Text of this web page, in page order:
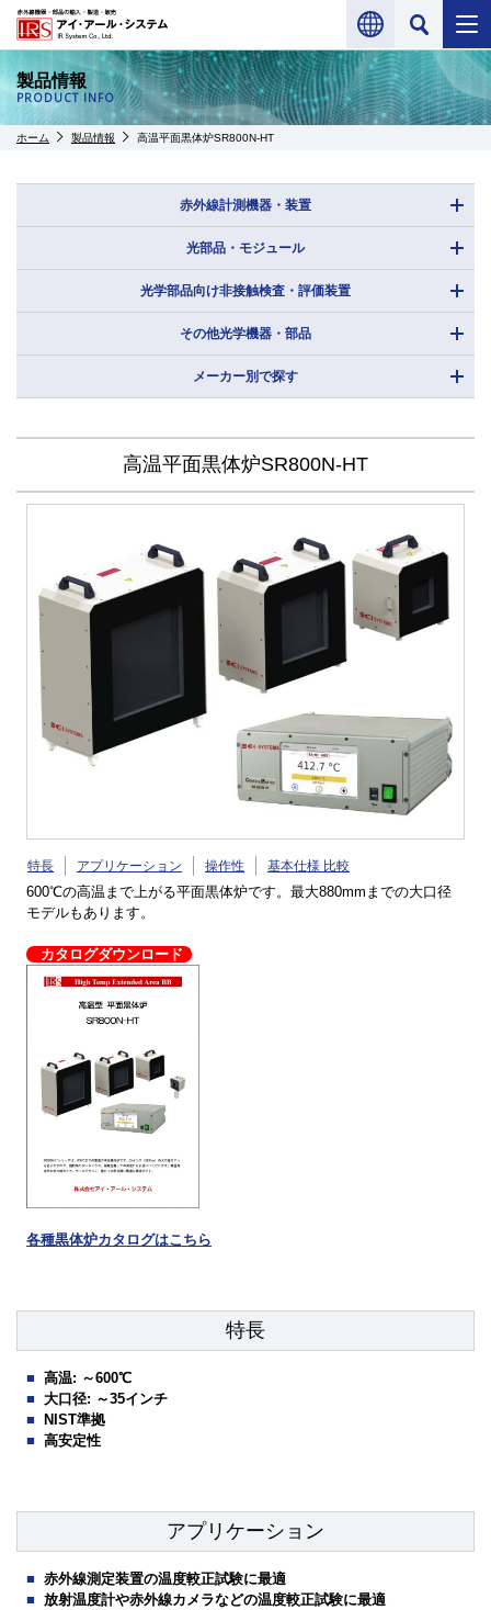
製品情報
PRODUCT INFO
ホーム 製品情報 高温平面黒体炉SR800N-HT
赤外線計測機器・装置
光部品・モジュール
光学部品向け非接触検査・評価装置
その他光学機器・部品
メーカー別で探す
高温平面黒体炉SR800N-HT
特長 アプリケーション 操作性 基本仕様 比較
600℃の高温まで上がる平面黒体炉です。最大880mmまでの大口径
モデルもあります。
カタログダウンロード
各種黒体炉カタログはこちら
特長
高温: ～600℃
大口径: ～35インチ
NIST準拠
高安定性
アプリケーション
赤外線測定装置の温度較正試験に最適
放射温度計や赤外線カメラなどの温度較正試験に最適